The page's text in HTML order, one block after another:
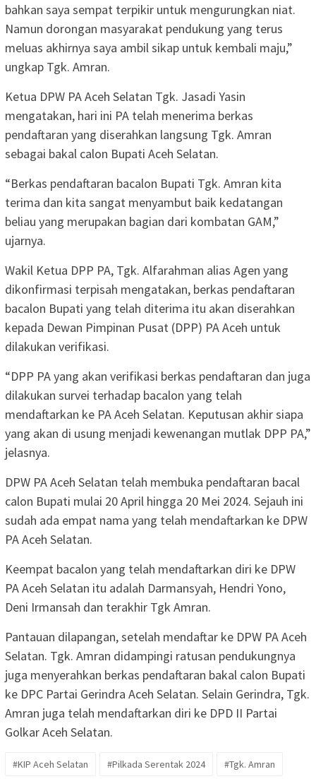
bahkan saya sempat terpikir untuk mengurungkan niat.
Namun dorongan masyarakat pendukung yang terus
meluas akhirnya saya ambil sikap untuk kembali maju,”
ungkap Tgk. Amran.
Ketua DPW PA Aceh Selatan Tgk. Jasadi Yasin
mengatakan, hari ini PA telah menerima berkas
pendaftaran yang diserahkan langsung Tgk. Amran
sebagai bakal calon Bupati Aceh Selatan.
“Berkas pendaftaran bacalon Bupati Tgk. Amran kita
terima dan kita sangat menyambut baik kedatangan
beliau yang merupakan bagian dari kombatan GAM,”
ujarnya.
Wakil Ketua DPP PA, Tgk. Alfarahman alias Agen yang
dikonfirmasi terpisah mengatakan, berkas pendaftaran
bacalon Bupati yang telah diterima itu akan diserahkan
kepada Dewan Pimpinan Pusat (DPP) PA Aceh untuk
dilakukan verifikasi.
“DPP PA yang akan verifikasi berkas pendaftaran dan juga
dilakukan survei terhadap bacalon yang telah
mendaftarkan ke PA Aceh Selatan. Keputusan akhir siapa
yang akan di usung menjadi kewenangan mutlak DPP PA,”
jelasnya.
DPW PA Aceh Selatan telah membuka pendaftaran bacal
calon Bupati mulai 20 April hingga 20 Mei 2024. Sejauh ini
sudah ada empat nama yang telah mendaftarkan ke DPW
PA Aceh Selatan.
Keempat bacalon yang telah mendaftarkan diri ke DPW
PA Aceh Selatan itu adalah Darmansyah, Hendri Yono,
Deni Irmansah dan terakhir Tgk Amran.
Pantauan dilapangan, setelah mendaftar ke DPW PA Aceh
Selatan. Tgk. Amran didampingi ratusan pendukungnya
juga menyerahkan berkas pendaftaran bakal calon Bupati
ke DPC Partai Gerindra Aceh Selatan. Selain Gerindra, Tgk.
Amran juga telah mendaftarkan diri ke DPD II Partai
Golkar Aceh Selatan.
#KIP Aceh Selatan #Pilkada Serentak 2024 #Tgk. Amran